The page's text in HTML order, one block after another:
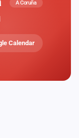
A Coruña
Calendar